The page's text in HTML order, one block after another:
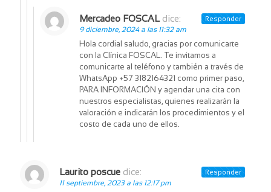
Mercadeo FOSCAL dice:
9 diciembre, 2024 a las 11:32 am
Hola cordial saludo, gracias por comunicarte
con la Clínica FOSCAL. Te invitamos a
comunicarte al teléfono y también a través de
WhatsApp +57 3182164321 como primer paso,
PARA INFORMACIÓN y agendar una cita con
nuestros especialistas, quienes realizarán la
valoración e indicarán los procedimientos y el
costo de cada uno de ellos.
Responder
Laurito poscue dice:
11 septiembre, 2023 a las 12:17 pm
Responder